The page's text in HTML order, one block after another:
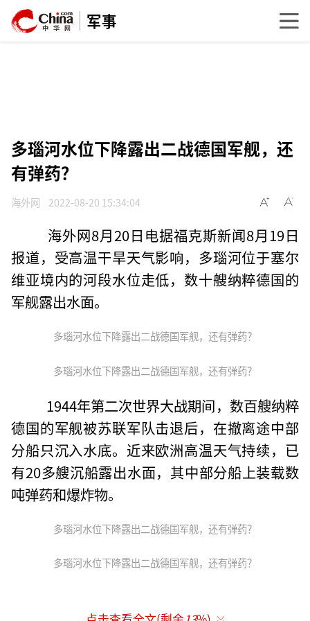
军事
多瑙河水位下降露出二战德国军舰，还
有弹药？
海外网 2022-08-20 15:34:04
海外网8月20日电据福克斯新闻8月19日
报道，受高温干旱天气影响，多瑙河位于塞尔
维亚境内的河段水位走低，数十艘纳粹德国的
军舰露出水面。
多瑙河水位下降露出二战德国军舰，还有弹药？
多瑙河水位下降露出二战德国军舰，还有弹药？
1944年第二次世界大战期间，数百艘纳粹
德国的军舰被苏联军队击退后，在撤离途中部
分船只沉入水底。近来欧洲高温天气持续，已
有20多艘沉船露出水面，其中部分船上装载数
吨弹药和爆炸物。
多瑙河水位下降露出二战德国军舰，还有弹药？
多瑙河水位下降露出二战德国军舰，还有弹药？